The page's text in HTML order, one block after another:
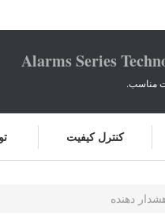
Alarms Series
مناسب.
کنترل کیفیت
دهنده